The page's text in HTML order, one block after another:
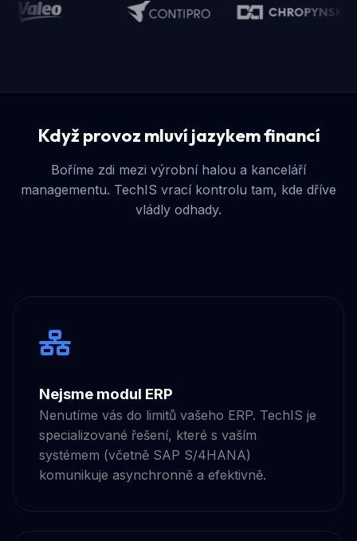
Když provoz mluví jazykem financí
Boříme zdi mezi výrobní halou a kanceláří
managementu. TechIS vrací kontrolu tam, kde dříve
vládly odhady.
Nejsme modul ERP
Nenutíme vás do limitů vašeho ERP. TechIS je
specializované řešení, které s vaším
systémem (včetně SAP S/4HANA)
komunikuje asynchronně a efektivně.